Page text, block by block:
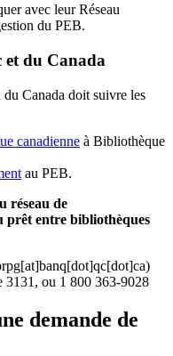
avec leur Réseau
du PEB.
et du Canada
Canada doit suivre les
canadienne à Bibliothèque
au PEB.
réseau de
prêt entre bibliothèques
)
3131, ou 1 800 363-9028
demande de